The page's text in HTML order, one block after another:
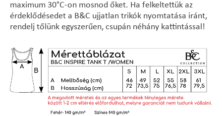
maximum 30°C-on mosnod őket. Ha felkeltettük az
érdeklődésedet a B&C ujjatlan trikók nyomtatása iránt,
rendelj tőlünk egyszerűen, csupán néhány kattintással!